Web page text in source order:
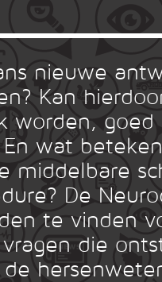
nieuwe
Kan
worden, goed
wat
middelbare
De
te vinden
die